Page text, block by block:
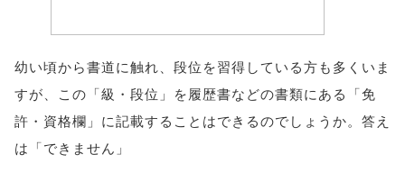
幼い頃から書道に触れ、段位を習得している方も多くいま
すが、この「級・段位」を履歴書などの書類にある「免
許・資格欄」に記載することはできるのでしょうか。答え
は「できません」